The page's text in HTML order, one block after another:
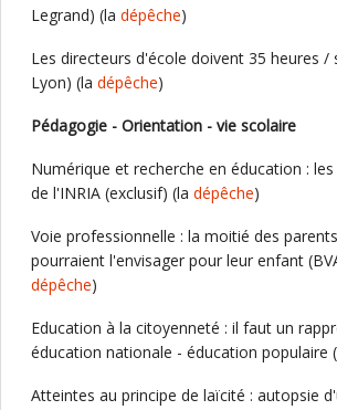
Legrand) (la dépêche)
Les directeurs d'école doivent 35 heures /
Lyon) (la dépêche)
Pédagogie - Orientation - vie scolaire
Numérique et recherche en éducation :
de l'INRIA (exclusif) (la dépêche)
Voie professionnelle : la moitié des
pourraient l'envisager pour leur enfant
dépêche)
Education à la citoyenneté : il faut un
éducation nationale - éducation populaire
Atteintes au principe de laïcité : autopsie